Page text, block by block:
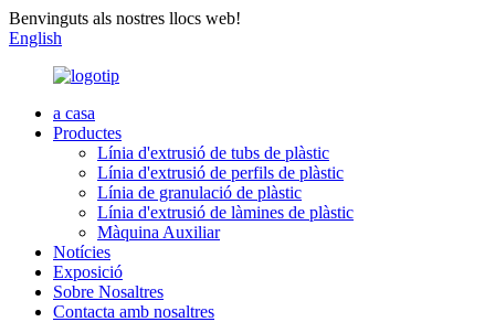
Benvinguts als nostres llocs web!
English
a casa
Productes
Línia d'extrusió de tubs de plàstic
Línia d'extrusió de perfils de plàstic
Línia de granulació de plàstic
Línia d'extrusió de làmines de plàstic
Màquina Auxiliar
Notícies
Exposició
Sobre Nosaltres
Contacta amb nosaltres